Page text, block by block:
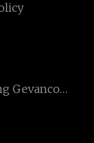
Gevanco